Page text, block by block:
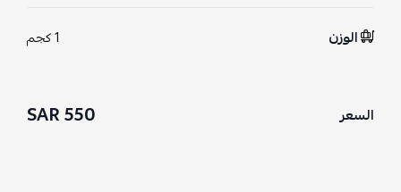
الوزن 1 كجم
السعر 550 SAR